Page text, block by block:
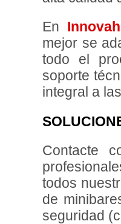
En
mejor se
todo el
soporte
integral a
Contacte
todos
de
seguridad